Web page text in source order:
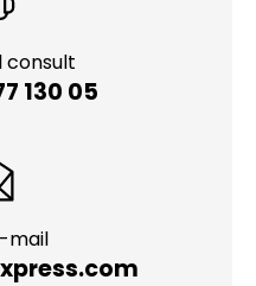
consult
130 05
mail